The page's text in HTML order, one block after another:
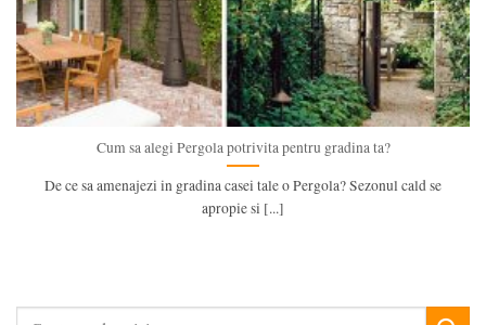
Cum sa alegi Pergola potrivita pentru gradina ta?
De ce sa amenajezi in gradina casei tale o Pergola? Sezonul cald se
apropie si [...]